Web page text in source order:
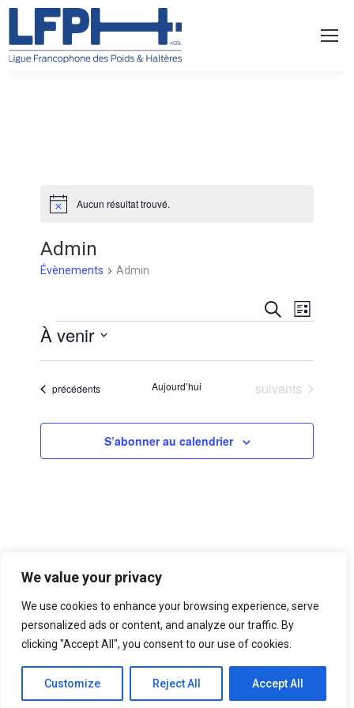
We value your privacy
We use cookies to enhance your browsing experience, serve
personalized ads or content, and analyze our traffic. By
clicking "Accept All", you consent to our use of cookies.
Customize Reject All Accept All
Notice Aucun résultat trouvé.
Admin
Évènements Admin
de
Recherche
vues
Liste
Évènements
À venir
Sélectionnez
Évènements
précédents Aujourd’hui Évènements
suivants
S’abonner au calendrier